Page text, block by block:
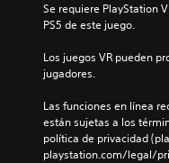
Se requiere PlayStation
PS5 de este juego.
Los juegos VR pueden
jugadores.
Las funciones en línea
están sujetas a los
política de privacidad
playstation.com/legal/